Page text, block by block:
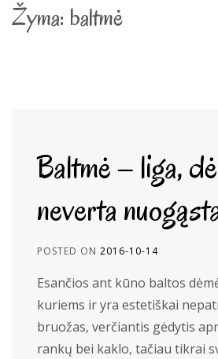
Žyma: baltmė
Baltmė – liga,
neverta
POSTED ON 2016-10-14
Esančios ant kūno baltos
kuriems ir yra estetiškai
bruožas, verčiantis gėdytis
rankų bei kaklo, tačiau tikrai